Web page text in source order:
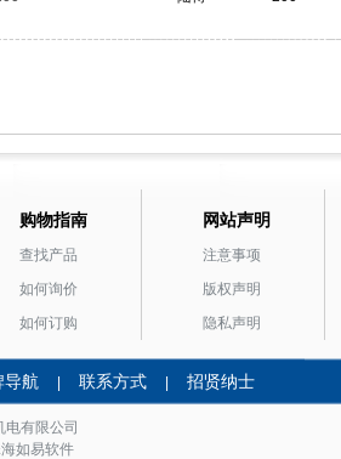
购物指南
查找产品
如何询价
如何订购
网站声明
注意事项
版权声明
隐私声明
导航 | 联系方式 | 招贤纳士
电有限公司
如易软件